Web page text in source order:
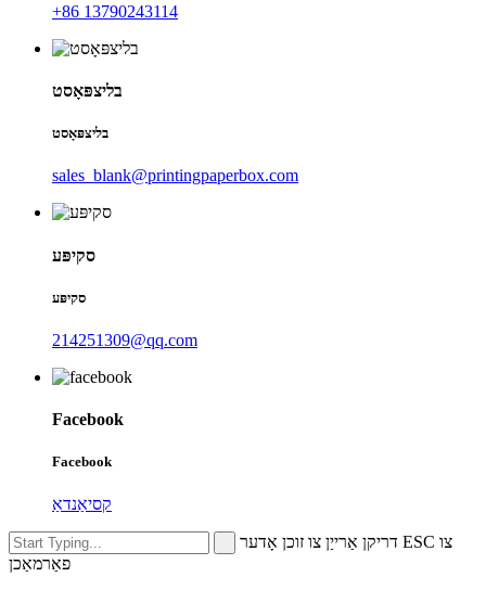
+86 13790243114
בליצפּאָסט
בליצפּאָסט
sales_blank@printingpaperbox.com
סקיפּע
סקיפּע
214251309@qq.com
Facebook
Facebook
קסיאַנדאַ
דריקן אַרייַן צו זוכן אָדער ESC צו
פאַרמאַכן